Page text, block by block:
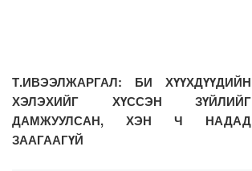
Т.ИВЭЭЛЖАРГАЛ: БИ ХҮҮХДҮҮДИЙН
ХЭЛЭХИЙГ ХҮССЭН ЗҮЙЛИЙГ
ДАМЖУУЛСАН, ХЭН Ч НАДАД
ЗААГААГҮЙ